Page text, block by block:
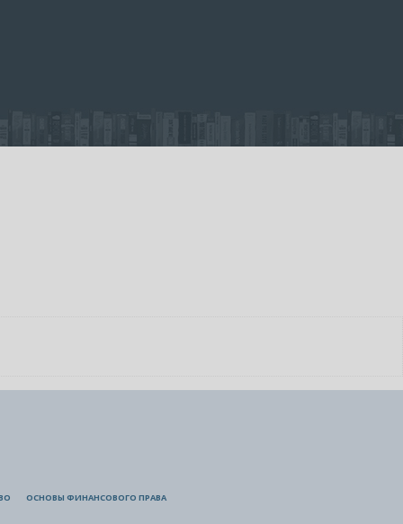
ОСНОВЫ ФИНАНСОВОГО ПРАВА